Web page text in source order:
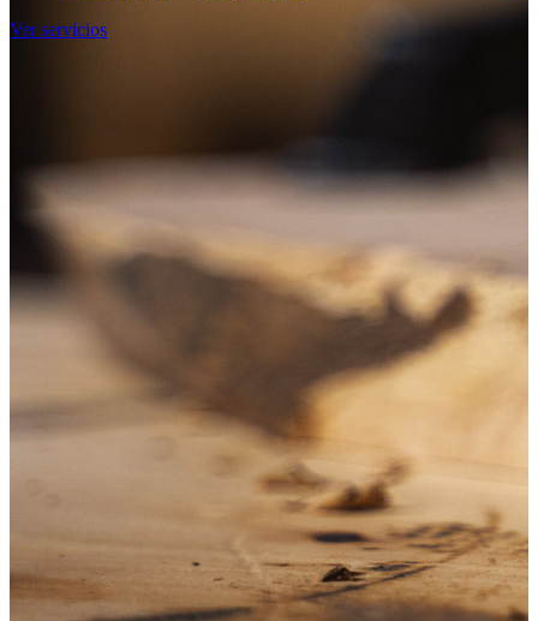
Ver servicios